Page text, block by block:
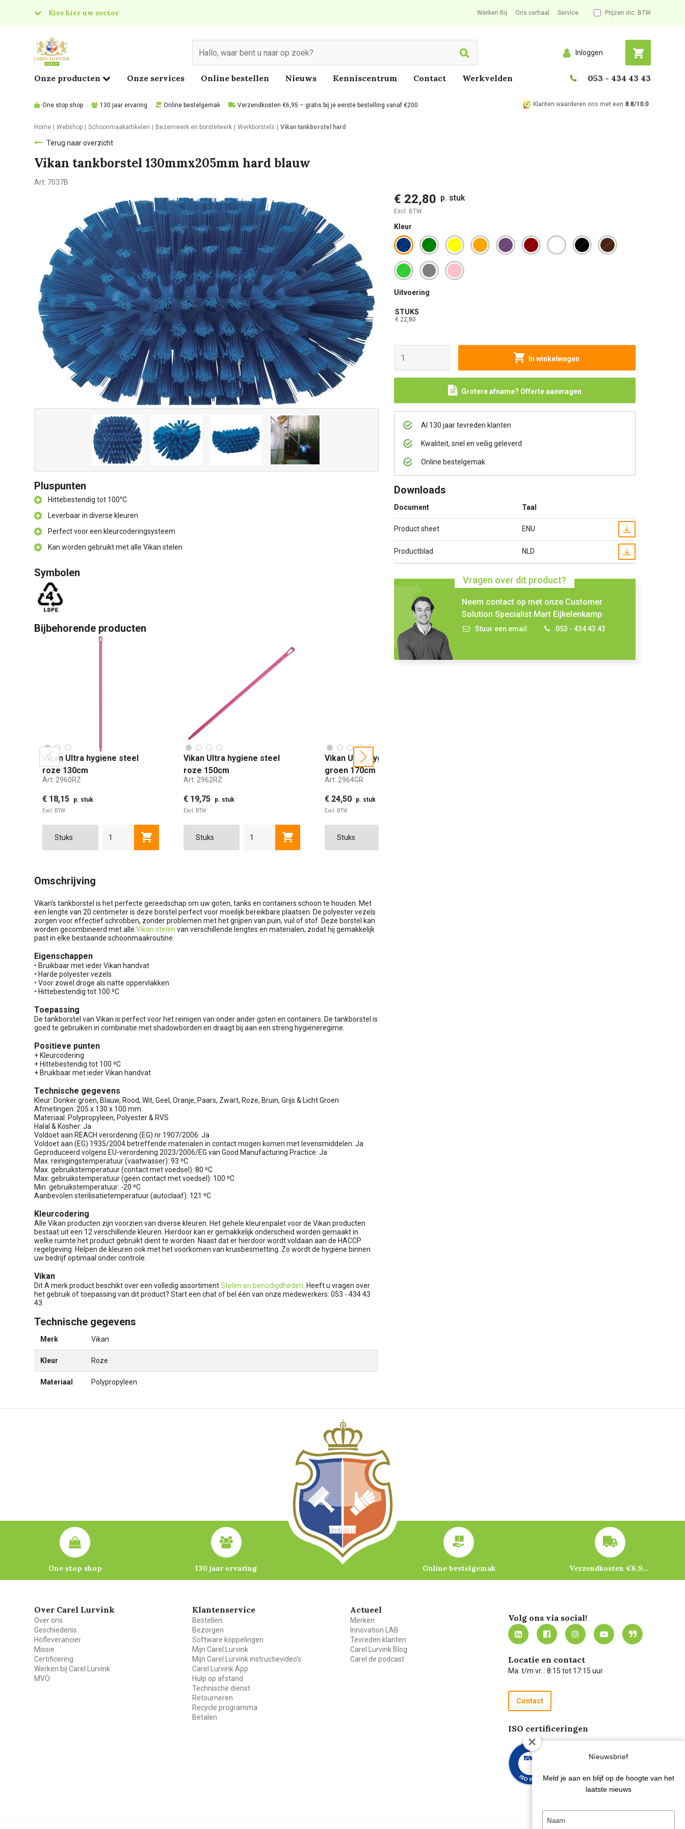
Kies hier uw sector
Food
Werken Bij Ons verhaal Service Prijzen inc. BTW
Search Inloggen
Onze producten Onze services Online bestellen Nieuws Kenniscentrum Contact Werkvelden 053 - 434 43 43
One stop shop 130 jaar ervaring Online bestelgemak Verzendkosten €6,95 – gratis bij je eerste bestelling vanaf €200 Klanten waarderen ons met een 8.8/10.0
Home Webshop Schoonmaakartikelen Bezemwerk en borstelwerk Werkborstels Vikan tankborstel hard
Terug naar overzicht
Vikan tankborstel 130mmx205mm hard blauw
Art: 7037B
€ 22,80 p. stuk
Excl. BTW
Kleur
Uitvoering
STUKS
€ 22,80
In winkelwagen
Grotere afname? Offerte aanvragen
Al 130 jaar tevreden klanten
Kwaliteit, snel en veilig geleverd
Online bestelgemak
Downloads
Document Taal
Product sheet ENU
Productblad NLD
Vragen over dit product?
Neem contact op met onze Customer
Solution Specialist Mart Eijkelenkamp
Stuur een email 053 - 434 43 43
Pluspunten
Hittebestendig tot 100°C
Leverbaar in diverse kleuren
Perfect voor een kleurcoderingsysteem
Kan worden gebruikt met alle Vikan stelen
Symbolen
Bijbehorende producten
Vikan Ultra hygiene steel
roze 130cm
Art: 2960RZ
€ 18,15 p. stuk
Excl. BTW
Toevoegen aan winkelwagen
Vikan Ultra hygiene steel
roze 150cm
Art: 2962RZ
€ 19,75 p. stuk
Excl. BTW
Toevoegen aan winkelwagen
Vikan Ultra hygiene steel
groen 170cm
Art: 2964GR
€ 24,50 p. stuk
Excl. BTW
prev next
Omschrijving
Vikan's tankborstel is het perfecte gereedschap om uw goten, tanks en containers schoon te houden. Met
een lengte van 20 centimeter is deze borstel perfect voor moeilijk bereikbare plaatsen. De polyester vezels
zorgen voor effectief schrobben, zonder problemen met het grijpen van puin, vuil of stof. Deze borstel kan
worden gecombineerd met alle Vikan stelen van verschillende lengtes en materialen, zodat hij gemakkelijk
past in elke bestaande schoonmaakroutine.
Eigenschappen
• Bruikbaar met ieder Vikan handvat
• Harde polyester vezels
• Voor zowel droge als natte oppervlakken
• Hittebestendig tot 100 ⁰C
Toepassing
De tankborstel van Vikan is perfect voor het reinigen van onder ander goten en containers. De tankborstel is
goed te gebruiken in combinatie met shadowborden en draagt bij aan een streng hygiëneregime.
Positieve punten
+ Kleurcodering
+ Hittebestendig tot 100 ⁰C
+ Bruikbaar met ieder Vikan handvat
Technische gegevens
Kleur: Donker groen, Blauw, Rood, Wit, Geel, Oranje, Paars, Zwart, Roze, Bruin, Grijs & Licht Groen
Afmetingen: 205 x 130 x 100 mm
Materiaal: Polypropyleen, Polyester & RVS
Halal & Kosher: Ja
Voldoet aan REACH verordening (EG) nr 1907/2006: Ja
Voldoet aan (EG) 1935/2004 betreffende materialen in contact mogen komen met levensmiddelen: Ja
Geproduceerd volgens EU-verordening 2023/2006/EG van Good Manufacturing Practice: Ja
Max. reinigingstemperatuur (vaatwasser): 93 ⁰C
Max. gebruikstemperatuur (contact met voedsel): 80 ⁰C
Max. gebruikstemperatuur (geen contact met voedsel): 100 ⁰C
Min. gebruikstemperatuur: -20 ⁰C
Aanbevolen sterilisatietemperatuur (autoclaaf): 121 ⁰C
Kleurcodering
Alle Vikan producten zijn voorzien van diverse kleuren. Het gehele kleurenpalet voor de Vikan producten
bestaat uit een 12 verschillende kleuren. Hierdoor kan er gemakkelijk onderscheid worden gemaakt in
welke ruimte het product gebruikt dient te worden. Naast dat er hierdoor wordt voldaan aan de HACCP
regelgeving. Helpen de kleuren ook met het voorkomen van kruisbesmetting. Zo wordt de hygiëne binnen
uw bedrijf optimaal onder controle.
Vikan
Dit A merk product beschikt over een volledig assortimentStelen en benodigdheden . Heeft u vragen over
het gebruik of toepassing van dit product? Start een chat of bel één van onze medewerkers: 053 - 434 43
43.
Technische gegevens
Merk Vikan
Kleur Roze
Materiaal Polypropyleen
One stop shop 130 jaar ervaring Online bestelgemak Verzendkosten €6,95 – gratis bij je eerste bestelling vanaf €200
Over Carel Lurvink
Over ons
Geschiedenis
Hofleverancier
Missie
Certificering
Werken bij Carel Lurvink
MVO
Klantenservice
Bestellen
Bezorgen
Software koppelingen
Mijn Carel Lurvink
Mijn Carel Lurvink instructievideo's
Carel Lurvink App
Hulp op afstand
Technische dienst
Retourneren
Recycle programma
Betalen
Actueel
Merken
Innovation LAB
Tevreden klanten
Carel Lurvink Blog
Carel de podcast
Volg ons via social!
Locatie en contact
Ma. t/m vr. : 8:15 tot 17:15 uur
Contact
ISO certificeringen
Nieuwsbrief
Meld je aan en blijf op de hoogte van het
laatste nieuws